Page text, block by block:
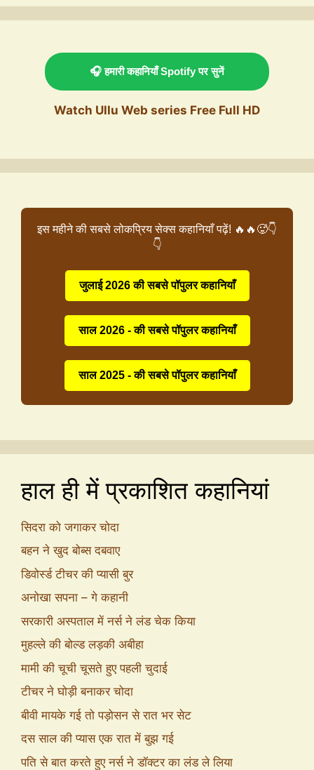
🎧 हमारी कहानियाँ Spotify पर सुनें
Watch Ullu Web series Free Full HD
इस महीने की सबसे लोकप्रिय सेक्स कहानियाँ पढ़ें! 🔥🔥🥵👇
👇
जुलाई 2026 की सबसे पॉपुलर कहानियाँ
साल 2026 - की सबसे पॉपुलर कहानियाँ
साल 2025 - की सबसे पॉपुलर कहानियाँ
हाल ही में प्रकाशित कहानियां
सिदरा को जगाकर चोदा
बहन ने खुद बोब्स दबवाए
डिवोर्स्ड टीचर की प्यासी बुर
अनोखा सपना – गे कहानी
सरकारी अस्पताल में नर्स ने लंड चेक किया
मुहल्ले की बोल्ड लड़की अबीहा
मामी की चूची चूसते हुए पहली चुदाई
टीचर ने घोड़ी बनाकर चोदा
बीवी मायके गई तो पड़ोसन से रात भर सेट
दस साल की प्यास एक रात में बुझ गई
पति से बात करते हुए नर्स ने डॉक्टर का लंड ले लिया